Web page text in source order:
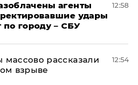
агенты
удары
по городу – СБУ
12:58
рассказали
взрыве
12:54